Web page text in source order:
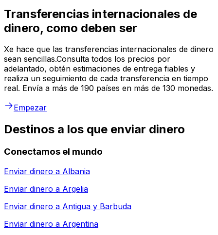
Transferencias internacionales de
dinero, como deben ser
Xe hace que las transferencias internacionales de dinero
sean sencillas.Consulta todos los precios por
adelantado, obtén estimaciones de entrega fiables y
realiza un seguimiento de cada transferencia en tiempo
real. Envía a más de 190 países en más de 130 monedas.
Empezar
Destinos a los que enviar dinero
Conectamos el mundo
Enviar dinero a Albania
Enviar dinero a Argelia
Enviar dinero a Antigua y Barbuda
Enviar dinero a Argentina